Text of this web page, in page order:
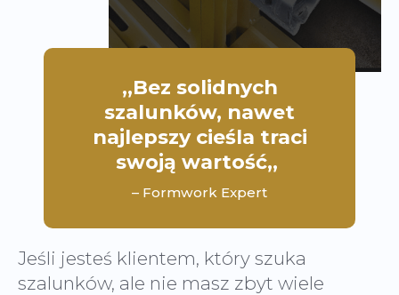
,,Bez solidnych
szalunków, nawet
najlepszy cieśla traci
swoją wartość,,
– Formwork Expert
Jeśli jesteś klientem, który szuka
szalunków, ale nie masz zbyt wiele